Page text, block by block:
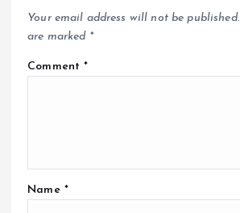
Your email address will not be published.
are marked *
Comment*
Name *